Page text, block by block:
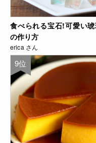
食べられる宝石!可愛い
の作り方
erica さん
9位